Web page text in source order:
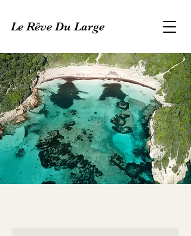
Le Rêve Du Large